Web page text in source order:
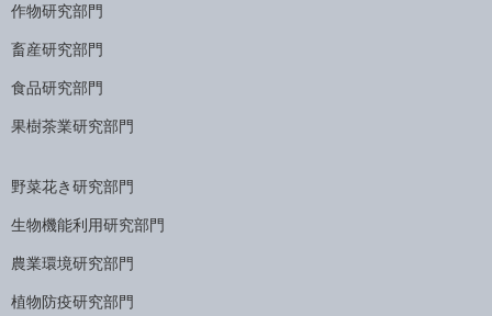
作物研究部門
畜産研究部門
食品研究部門
果樹茶業研究部門
野菜花き研究部門
生物機能利用研究部門
農業環境研究部門
植物防疫研究部門